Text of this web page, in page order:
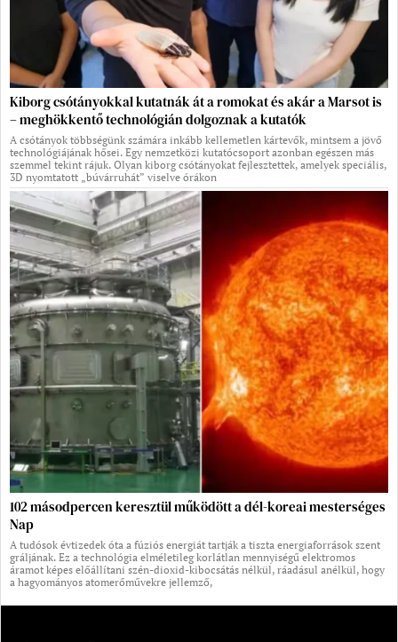
Kiborg csótányokkal kutatnák át a romokat és akár a Marsot is
– meghökkentő technológián dolgoznak a kutatók
A csótányok többségünk számára inkább kellemetlen kártevők, mintsem a jövő
technológiájának hősei. Egy nemzetközi kutatócsoport azonban egészen más
szemmel tekint rájuk. Olyan kiborg csótányokat fejlesztettek, amelyek speciális,
3D nyomtatott „búvárruhát” viselve órákon
102 másodpercen keresztül működött a dél-koreai mesterséges
Nap
A tudósok évtizedek óta a fúziós energiát tartják a tiszta energiaforrások szent
gráljának. Ez a technológia elméletileg korlátlan mennyiségű elektromos
áramot képes előállítani szén-dioxid-kibocsátás nélkül, ráadásul anélkül, hogy
a hagyományos atomerőművekre jellemző,